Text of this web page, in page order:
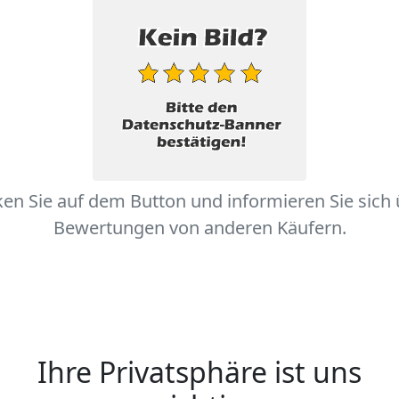
Sie auf dem Button und informieren Sie sich
Bewertungen von anderen Käufern.
Ihre Privatsphäre ist uns